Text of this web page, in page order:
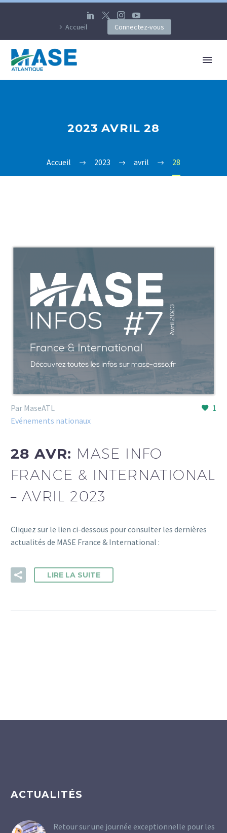
Accueil Connectez-vous
2023 AVRIL 28
Accueil 2023 avril 28
1
Par MaseATL
Evénements nationaux
28 AVR: MASE INFO
FRANCE & INTERNATIONAL
– AVRIL 2023
Cliquez sur le lien ci-dessous pour consulter les dernières
actualités de MASE France & International :
LIRE LA SUITE
ACTUALITÉS
Retour sur une journée exceptionnelle pour les